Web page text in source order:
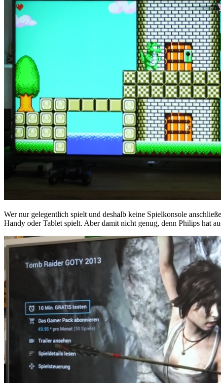
Wer nur gelegentlich spielt und deshalb keine Spielkonsole
Handy oder Tablet spielt. Aber damit nicht genug, denn Philips hat